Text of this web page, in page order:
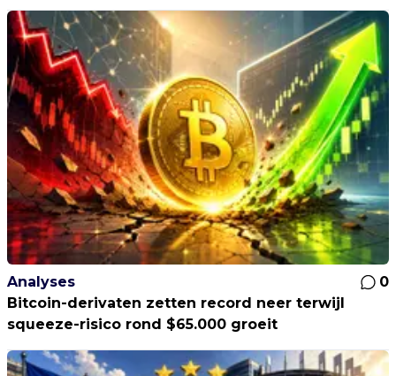
Analyses
0
Bitcoin-derivaten zetten record neer terwijl
squeeze-risico rond $65.000 groeit